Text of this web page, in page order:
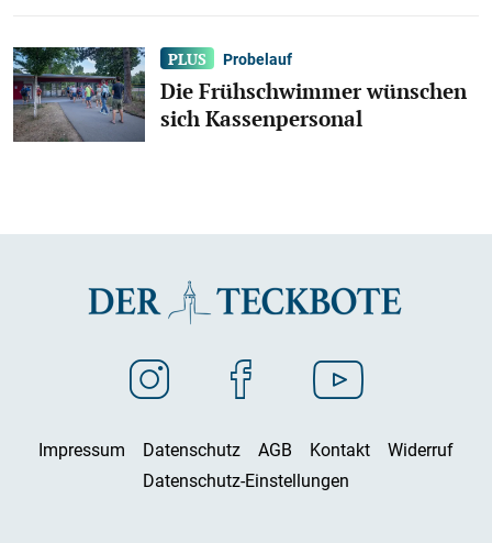
Probelauf
Die Frühschwimmer wünschen
sich Kassenpersonal
Impressum Datenschutz AGB Kontakt
Widerruf
Datenschutz-Einstellungen